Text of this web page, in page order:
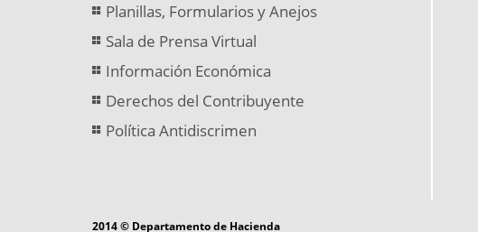
Planillas, Formularios y Anejos
Sala de Prensa Virtual
Información Económica
Derechos del Contribuyente
Política Antidiscrimen
2014 © Departamento de Hacienda